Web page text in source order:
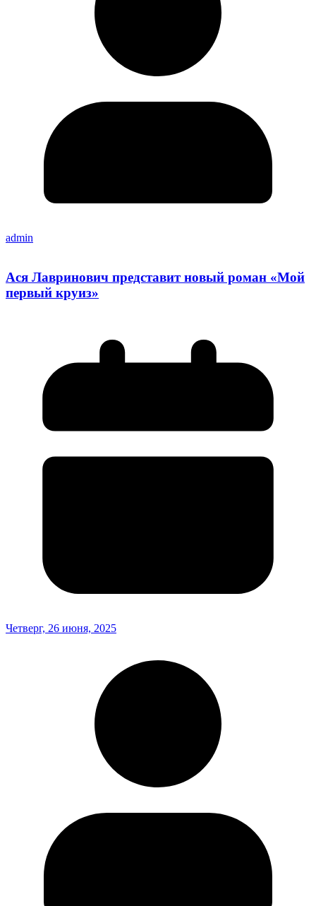
admin
Ася Лавринович представит новый роман «Мой
первый круиз»
Четверг, 26 июня, 2025